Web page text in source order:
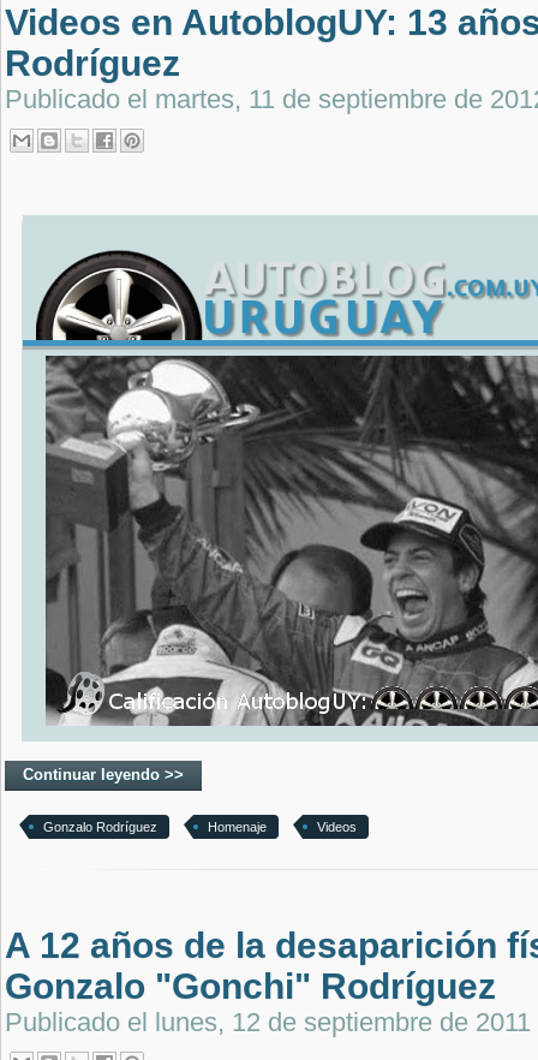
Videos en AutoblogUY: 13
Rodríguez
Publicado el martes, 11 de septiembre de
Continuar leyendo >>
Gonzalo Rodríguez Homenaje Videos
A 12 años de la desaparición
Gonzalo "Gonchi" Rodríguez
Publicado el lunes, 12 de septiembre de 2011